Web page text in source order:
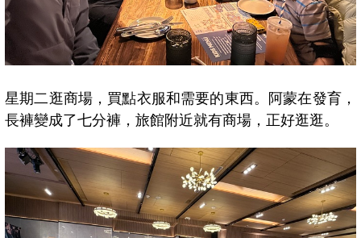
星期二逛商場，買點衣服和需要的東西。阿蒙在發育，
長褲變成了七分褲，旅館附近就有商場，正好逛逛。